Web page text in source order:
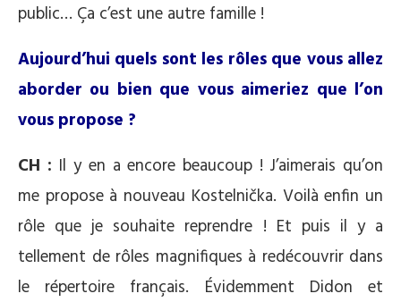
public… Ça c’est une autre famille !
Aujourd’hui quels sont les rôles que vous allez
aborder ou bien que vous aimeriez que l’on
vous propose ?
CH : Il y en a encore beaucoup ! J’aimerais qu’on
me propose à nouveau Kostelnička. Voilà enfin un
rôle que je souhaite reprendre ! Et puis il y a
tellement de rôles magnifiques à redécouvrir dans
le répertoire français. Évidemment Didon et